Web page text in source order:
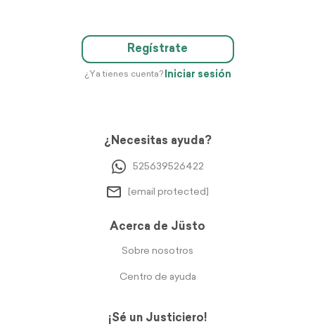
Regístrate
¿Ya tienes cuenta? Iniciar sesión
¿Necesitas ayuda?
525639526422
[email protected]
Acerca de Jüsto
Sobre nosotros
Centro de ayuda
¡Sé un Justiciero!